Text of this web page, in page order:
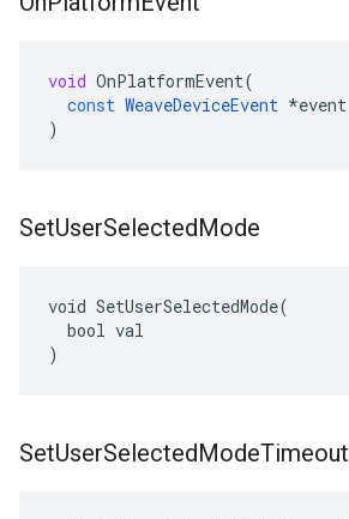
void OnPlatformEvent(
const WeaveDeviceEvent *event
)
SetUserSelectedMode
void SetUserSelectedMode(
  bool val
)
SetUserSelectedModeTimeout